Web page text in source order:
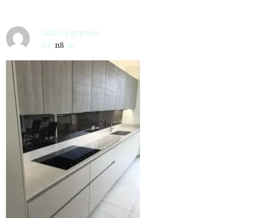
2020 18 gegužės
by n8 in